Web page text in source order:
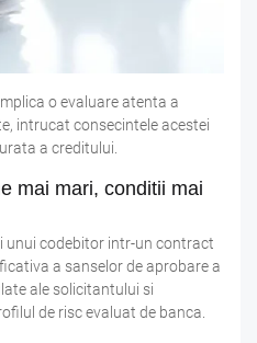
o evaluare atenta a
intrucat consecintele acestei
a creditului.
mai mari, conditii mai
unui codebitor intr-un contract
a sanselor de aprobare a
ale solicitantului si
de risc evaluat de banca.